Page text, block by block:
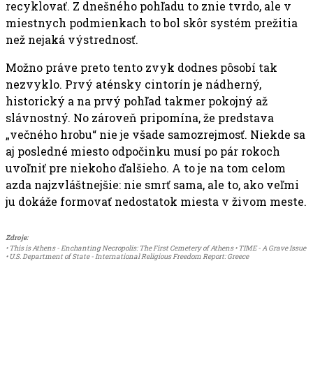
recyklovať. Z dnešného pohľadu to znie tvrdo, ale v
miestnych podmienkach to bol skôr systém prežitia
než nejaká výstrednosť.
Možno práve preto tento zvyk dodnes pôsobí tak
nezvyklo. Prvý aténsky cintorín je nádherný,
historický a na prvý pohľad takmer pokojný až
slávnostný. No zároveň pripomína, že predstava
„večného hrobu“ nie je všade samozrejmosť. Niekde sa
aj posledné miesto odpočinku musí po pár rokoch
uvoľniť pre niekoho ďalšieho. A to je na tom celom
azda najzvláštnejšie: nie smrť sama, ale to, ako veľmi
ju dokáže formovať nedostatok miesta v živom meste.
Zdroje:
• This is Athens - Enchanting Necropolis: The First Cemetery of Athens • TIME - A Grave Issue
• U.S. Department of State - International Religious Freedom Report: Greece